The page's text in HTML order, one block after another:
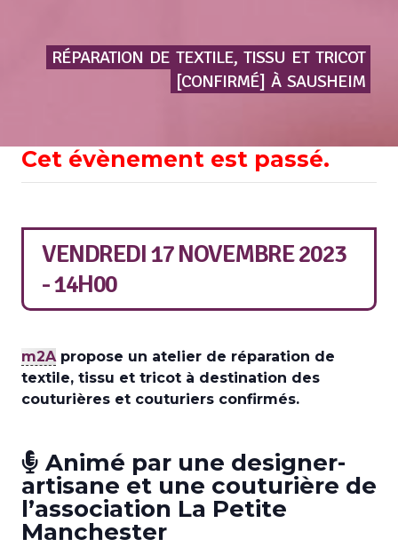
RÉPARATION DE TEXTILE, TISSU ET TRICOT
[CONFIRMÉ] À SAUSHEIM
Cet évènement est passé.
VENDREDI 17 NOVEMBRE 2023
- 14H00
m2Apropose un atelier de réparation de
textile, tissu et tricot à destination des
couturières et couturiers confirmés.
Animé par une designer-
artisane et une couturière de
l’association La Petite
Manchester